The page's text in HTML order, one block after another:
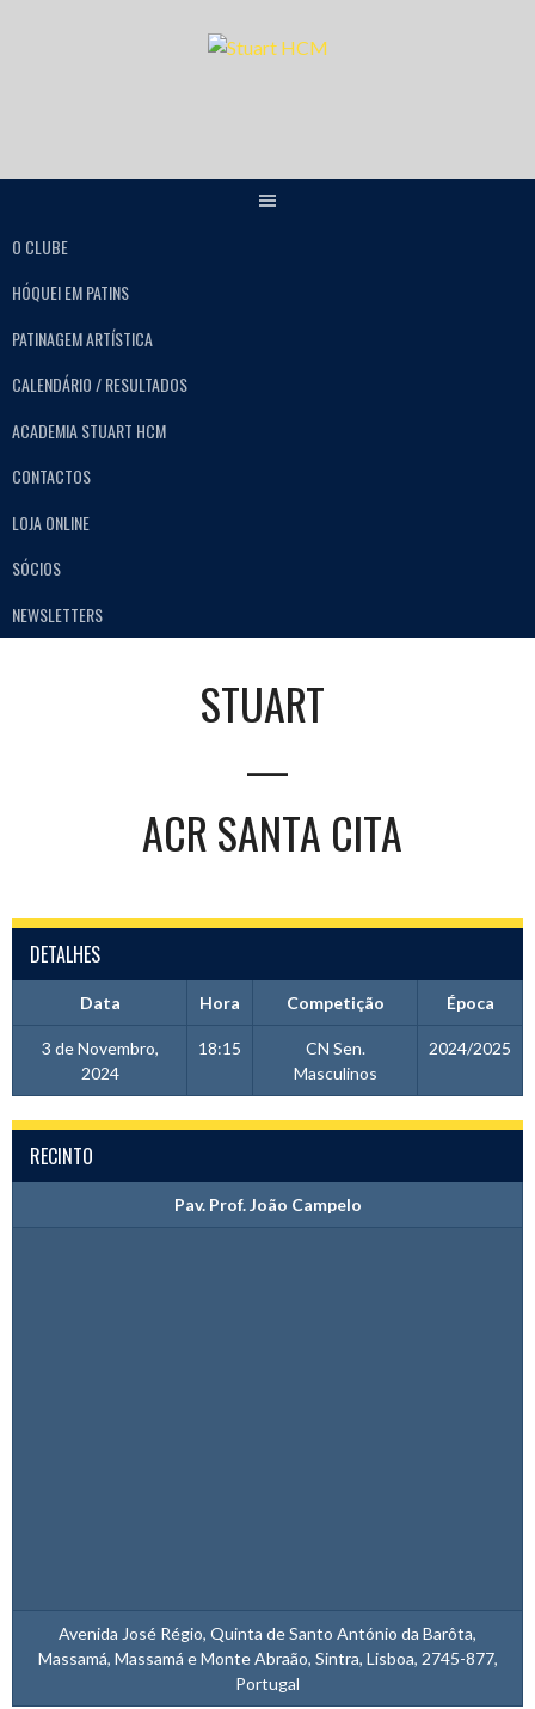
O CLUBE
HÓQUEI EM PATINS
PATINAGEM ARTÍSTICA
CALENDÁRIO / RESULTADOS
ACADEMIA STUART HCM
CONTACTOS
LOJA ONLINE
SÓCIOS
NEWSLETTERS
STUART
—
ACR SANTA CITA
DETALHES
Data Hora Competição Época
3 de Novembro,
2024
18:15
CN Sen.
Masculinos
2024/2025
RECINTO
Pav. Prof. João Campelo
Avenida José Régio, Quinta de Santo António da Barôta,
Massamá, Massamá e Monte Abraão, Sintra, Lisboa, 2745-877,
Portugal